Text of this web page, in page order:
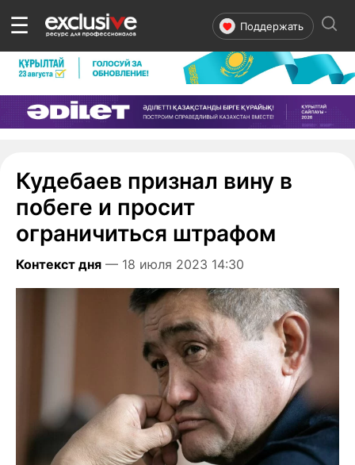
☰ Поддержать
Кудебаев признал вину в
побеге и просит
ограничиться штрафом
Контекст дня — 18 июля 2023 14:30